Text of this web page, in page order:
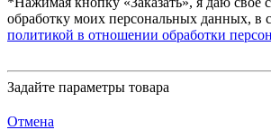
обработку моих персональных данных, в
политикой в отношении обработки
Задайте параметры товара
Отмена